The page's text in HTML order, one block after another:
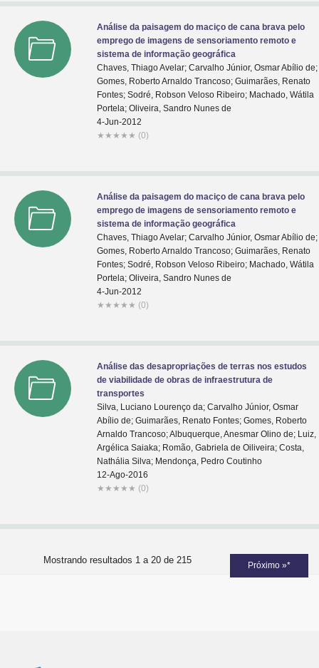
Análise da paisagem do maciço de cana brava pelo
emprego de imagens de sensoriamento remoto e
sistema de informação geográfica
Chaves, Thiago Avelar; Carvalho Júnior, Osmar Abílio de;
Gomes, Roberto Arnaldo Trancoso; Guimarães, Renato
Fontes; Sodré, Robson Veloso Ribeiro; Machado, Wátila
Portela; Oliveira, Sandro Nunes de
4-Jun-2012
★ ★ ★ ★ ★ (0)
Análise da paisagem do maciço de cana brava pelo
emprego de imagens de sensoriamento remoto e
sistema de informação geográfica
Chaves, Thiago Avelar; Carvalho Júnior, Osmar Abílio de;
Gomes, Roberto Arnaldo Trancoso; Guimarães, Renato
Fontes; Sodré, Robson Veloso Ribeiro; Machado, Wátila
Portela; Oliveira, Sandro Nunes de
4-Jun-2012
★ ★ ★ ★ ★ (0)
Análise das desapropriações de terras nos estudos
de viabilidade de obras de infraestrutura de
transportes
Silva, Luciano Lourenço da; Carvalho Júnior, Osmar
Abílio de; Guimarães, Renato Fontes; Gomes, Roberto
Arnaldo Trancoso; Albuquerque, Anesmar Olino de; Luiz,
Argélica Saiaka; Romão, Gabriela de Oiliveira; Costa,
Nathália Silva; Mendonça, Pedro Coutinho
12-Ago-2016
★ ★ ★ ★ ★ (0)
Mostrando resultados 1 a 20 de 215 Próximo »*